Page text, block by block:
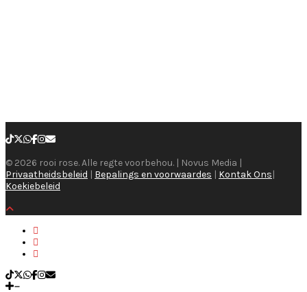
© 2026 rooi rose. Alle regte voorbehou. | Novus Media |
Privaatheidsbeleid | Bepalings en voorwaardes | Kontak Ons|
Koekiebeleid